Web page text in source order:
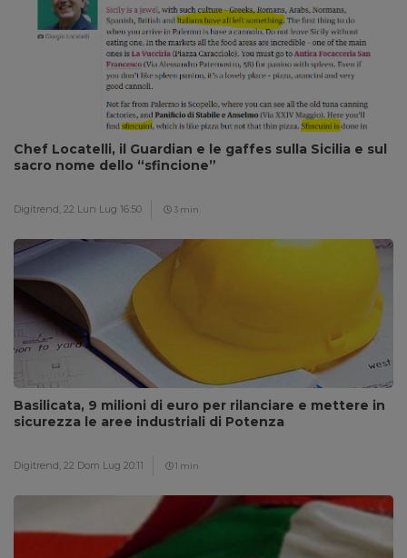
Chef Locatelli, il Guardian e le gaffes sulla Sicilia e sul
sacro nome dello “sfincione”
Digitrend, 22 Lun Lug 16:50 3 min
Basilicata, 9 milioni di euro per rilanciare e mettere in
sicurezza le aree industriali di Potenza
Digitrend, 22 Dom Lug 20:11 1 min